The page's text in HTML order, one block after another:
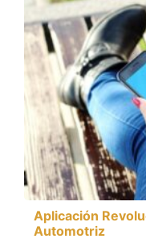
Aplicación
Automotriz